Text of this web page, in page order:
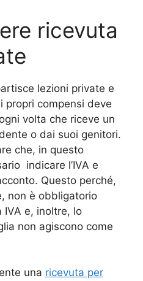
ricevuta
lezioni private e
propri compensi deve
volta che riceve un
o dai suoi genitori.
che, in questo
indicare l’IVA e
Questo perché,
non è obbligatorio
e, inoltre, lo
non agiscono come
una ricevuta per